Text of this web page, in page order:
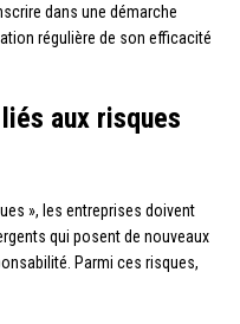
dans une démarche
régulière de son efficacité
aux risques
», les entreprises doivent
qui posent de nouveaux
Parmi ces risques,